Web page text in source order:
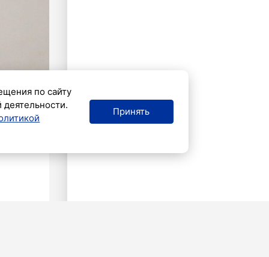
по сайту
Принять